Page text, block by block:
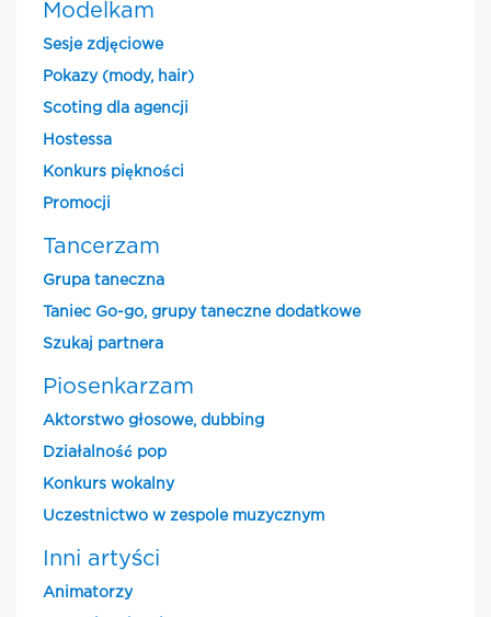
Modelkam
Sesje zdjęciowe
Pokazy (mody, hair)
Scoting dla agencji
Hostessa
Konkurs piękności
Promocji
Tancerzam
Grupa taneczna
Taniec Go-go, grupy taneczne dodatkowe
Szukaj partnera
Piosenkarzam
Aktorstwo głosowe, dubbing
Działalność pop
Konkurs wokalny
Uczestnictwo w zespole muzycznym
Inni artyści
Animatorzy